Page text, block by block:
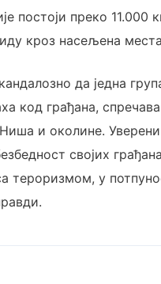
постоји преко
кроз насељена
да једна
код грађана,
и околине.
својих
тероризмом, у